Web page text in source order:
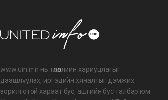
www.uih.mn нь төлөөллийн хариуцлагыг
дээшлүүлэх, иргэдийн хяналтыг дэмжих
зорилготой хараат бус, ашгийн бус талбар юм.